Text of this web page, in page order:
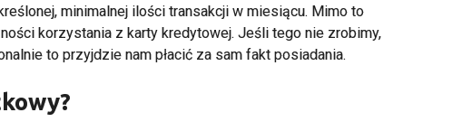
minimalnej ilości transakcji w miesiącu. Mimo to
korzystania z karty kredytowej. Jeśli tego nie zrobimy,
to przyjdzie nam płacić za sam fakt posiadania.